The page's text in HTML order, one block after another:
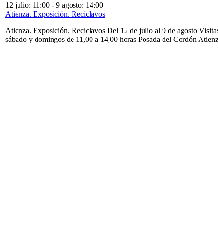
12 julio: 11:00 - 9 agosto: 14:00
Atienza. Exposición. Reciclavos
Atienza. Exposición. Reciclavos Del 12 de julio al 9 de agosto
sábado y domingos de 11,00 a 14,00 horas Posada del Cordón